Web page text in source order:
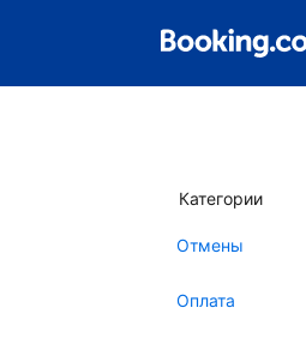
Категории
Отмены
Оплата